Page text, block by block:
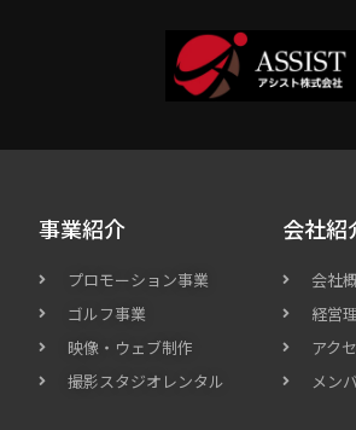
事業紹介
プロモーション事業
ゴルフ事業
映像・ウェブ制作
撮影スタジオレンタル
会社紹
会社
経営
アク
メン